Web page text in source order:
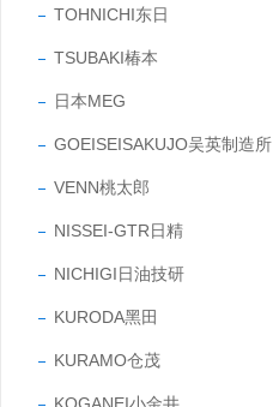
TOHNICHI东日
TSUBAKI椿本
日本MEG
GOEISEISAKUJO吴英制造所
VENN桃太郎
NISSEI-GTR日精
NICHIGI日油技研
KURODA黑田
KURAMO仓茂